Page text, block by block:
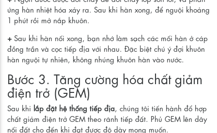
ứng hàn nhiệt hóa xảy ra. Sau khi hàn xong, để nguội khoảng
1 phút rồi mở nắp khuôn.
+ Sau khi hàn nối xong, bạn nhớ làm sạch các mối hàn ở cáp
đồng trần và cọc tiếp địa với nhau. Đặc biệt chú ý đợi khuôn
hàn nguội tự nhiên, không nhúng khuôn hàn vào nước.
Bước 3. Tăng cường hóa chất giảm
điện trở (GEM)
Sau khi lắp đặt hệ thống tiếp địa , chúng tôi tiến hành đổ hợp
chất giảm điện trở GEM theo rãnh tiếp đất. Phủ GEM lên dây
nối đất cho đến khi đạt được độ dày mong muốn.